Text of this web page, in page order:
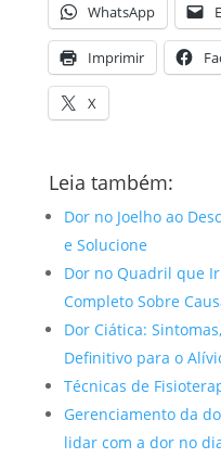
WhatsApp
Imprimir
X
Leia também:
Dor no Joelho ao
e Solucione
Dor no Quadril que
Completo Sobre
Dor Ciática:
Definitivo para o
Técnicas de
Gerenciamento da
lidar com a dor no